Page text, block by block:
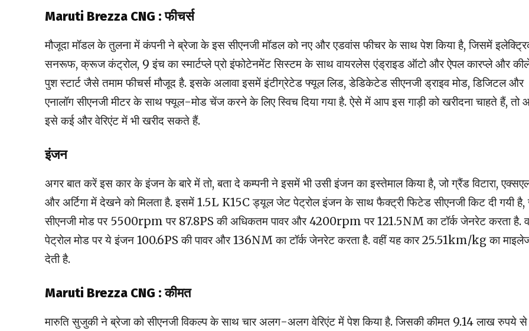
Maruti Brezza CNG : फीचर्स
मौजूदा मॉडल के तुलना में कंपनी ने ब्रेजा के इस सीएनजी मॉडल को नए और एडवांस फीचर के साथ पेश किया है, जिसमें
सनरूफ, क्रूज कंट्रोल, 9 इंच का स्मार्टप्ले प्रो इंफोटेनमेंट सिस्टम के साथ वायरलेस एंड्राइड ऑटो और ऐपल कारप्ले और
पुश स्टार्ट जैसे तमाम फीचर्स मौजूद है. इसके अलावा इसमें इंटीग्रेटेड फ्यूल लिड, डेडिकेटेड सीएनजी ड्राइव मोड, डिजिटल और
एनालॉग सीएनजी मीटर के साथ फ्यूल-मोड चेंज करने के लिए स्विच दिया गया है. ऐसे में आप इस गाड़ी को खरीदना चाहते हैं, तो
इसे कई और वेरिएंट में भी खरीद सकते हैं.
इंजन
अगर बात करें इस कार के इंजन के बारे में तो, बता दे कम्पनी ने इसमें भी उसी इंजन का इस्तेमाल किया है, जो ग्रैंड विटारा,
और अर्टिगा में देखने को मिलता है. इसमें 1.5L K15C ड्यूल जेट पेट्रोल इंजन के साथ फैक्ट्री फिटेड सीएनजी किट दी गयी है,
सीएनजी मोड पर 5500rpm पर 87.8PS की अधिकतम पावर और 4200rpm पर 121.5NM का टॉर्क जेनरेट करता है.
पेट्रोल मोड पर ये इंजन 100.6PS की पावर और 136NM का टॉर्क जेनरेट करता है. वहीं यह कार 25.51km/kg का
देती है.
Maruti Brezza CNG : कीमत
मारुति सुजुकी ने ब्रेजा को सीएनजी विकल्प के साथ चार अलग-अलग वेरिएंट में पेश किया है. जिसकी कीमत 9.14 लाख रुपये से